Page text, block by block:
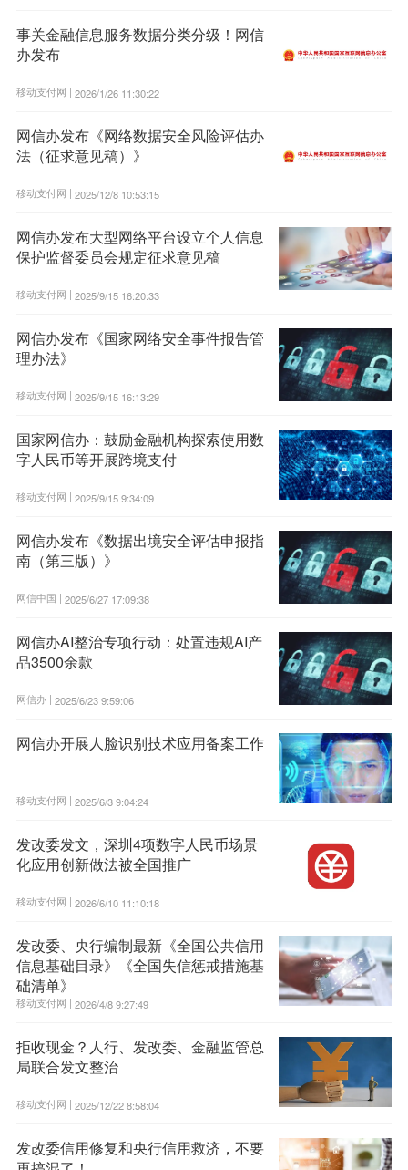
事关金融信息服务数据分类分级！网信
办发布
移动支付网 | 2026/1/26 11:30:22
网信办发布《网络数据安全风险评估办
法（征求意见稿）》
移动支付网 | 2025/12/8 10:53:15
网信办发布大型网络平台设立个人信息
保护监督委员会规定征求意见稿
移动支付网 | 2025/9/15 16:20:33
网信办发布《国家网络安全事件报告管
理办法》
移动支付网 | 2025/9/15 16:13:29
国家网信办：鼓励金融机构探索使用数
字人民币等开展跨境支付
移动支付网 | 2025/9/15 9:34:09
网信办发布《数据出境安全评估申报指
南（第三版）》
网信中国 | 2025/6/27 17:09:38
网信办AI整治专项行动：处置违规AI产
品3500余款
网信办 | 2025/6/23 9:59:06
网信办开展人脸识别技术应用备案工作
移动支付网 | 2025/6/3 9:04:24
发改委发文，深圳4项数字人民币场景
化应用创新做法被全国推广
移动支付网 | 2026/6/10 11:10:18
发改委、央行编制最新《全国公共信用
信息基础目录》《全国失信惩戒措施基
础清单》
移动支付网 | 2026/4/8 9:27:49
拒收现金？人行、发改委、金融监管总
局联合发文整治
移动支付网 | 2025/12/22 8:58:04
发改委信用修复和央行信用救济，不要